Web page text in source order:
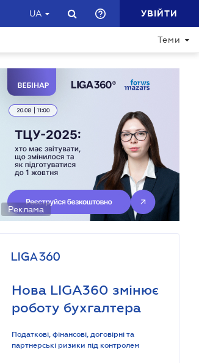
UA УВІЙТИ
Теми
Реклама
Нова LIGA360 змінює
роботу бухгалтера
Податкові, фінансові, договірні та
партнерські ризики під контролем